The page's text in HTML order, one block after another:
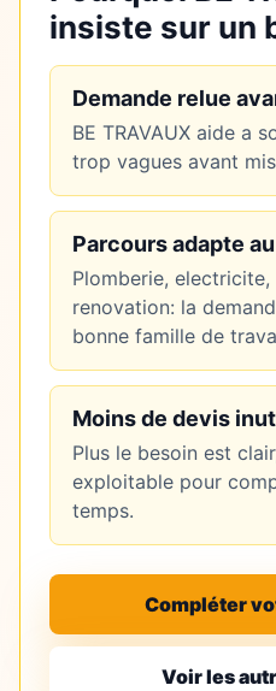
insiste sur un
Demande relue
BE TRAVAUX aide a
trop vagues avant
Parcours adapte
Plomberie, electricite,
renovation: la
bonne famille de
Moins de devis
Plus le besoin est
exploitable pour
temps.
Compléter
Voir les